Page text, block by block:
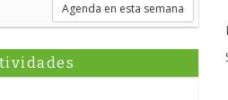
Agenda en esta semana